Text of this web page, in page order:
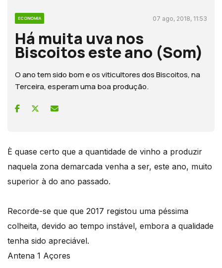
ECONOMIA 07 ago, 2018, 11:53
Há muita uva nos
Biscoitos este ano (Som)
O ano tem sido bom e os viticultores dos Biscoitos, na
Terceira, esperam uma boa produção.
È quase certo que a quantidade de vinho a produzir
naquela zona demarcada venha a ser, este ano, muito
superior à do ano passado.
Recorde-se que que 2017 registou uma péssima
colheita, devido ao tempo instável, embora a qualidade
tenha sido apreciável.
Antena 1 Açores